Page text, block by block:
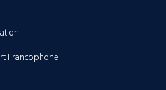
Francophone